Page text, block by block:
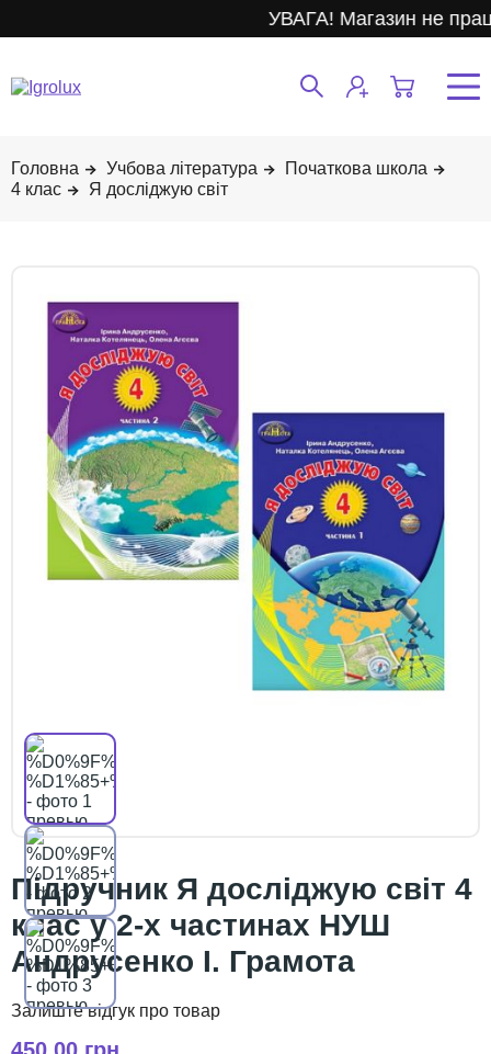
УВАГА! Магазин не
Учбова література
Початкова школа
4 клас
Я досліджую світ
Підручник Я досліджую світ 4
клас у 2-х частинах НУШ
Андрусенко І. Грамота